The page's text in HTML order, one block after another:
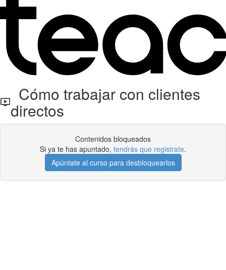
Cómo trabajar con clientes
directos
Contenidos bloqueados
Si ya te has apuntado, tendrás que registrate.
Apúntate al curso para desbloquearlos